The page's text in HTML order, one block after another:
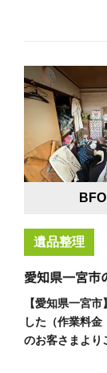
遺品整理
愛知県一宮市
【愛知県一宮
した（作業料
のお客さまより